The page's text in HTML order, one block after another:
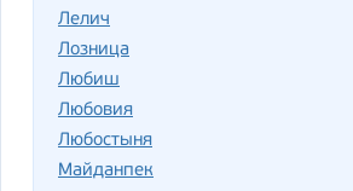
Лелич
Лозница
Любиш
Любовия
Любостыня
Майданпек